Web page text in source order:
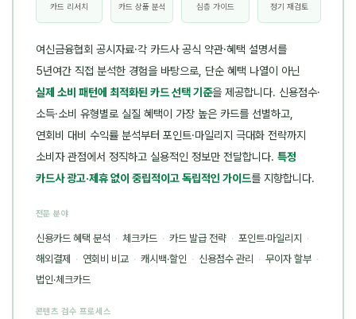
카드 리서치 카드 상품 분석 심층 가이드 정기 재검토
여신금융협회 공시자료·각 카드사 공식 약관·혜택 설명서를
5년여간 직접 분석한 경험을 바탕으로, 단순 혜택 나열이 아닌
실제 소비 패턴에 최적화된 카드 선택 기준을 제공합니다. 신용점수·
소득·소비 유형별로 실질 혜택이 가장 높은 카드를 선별하고,
연회비 대비 수익률 분석부터 포인트·마일리지 극대화 전략까지
소비자 관점에서 정직하고 실용적인 정보만 전달합니다. 특정
카드사 광고·제휴 없이 중립적이고 독립적인 가이드를 지향합니다.
전문 분야
신용카드 혜택 분석 · 체크카드 · 카드 발급 전략 · 포인트·마일리지 ·
해외결제 · 연회비 비교 · 캐시백·할인 · 신용점수 관리 · 무이자 할부 ·
법인·체크카드
콘텐츠 검수 프로세스